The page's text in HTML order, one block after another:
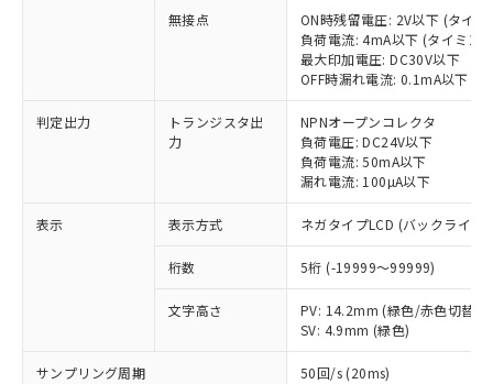
無接点
ON時残留電圧: 2V以下 (タイ
負荷電流: 4mA以下 (タイミン
最大印加電圧: DC30V以下
OFF時漏れ電流: 0.1mA以下 (
判定出力
トランジスタ出
力
NPNオープンコレクタ
負荷電圧: DC24V以下
負荷電流: 50mA以下
漏れ電流: 100µA以下
表示 表示方式 ネガタイプLCD (バックライト
桁数 5桁 (-19999～99999)
文字高さ
PV: 14.2mm (緑色/赤色切替)
SV: 4.9mm (緑色)
サンプリング周期 50回/s (20ms)
以下の条件をお読みいただき、同意のうえ
本サービスは、当社制御機器事業取扱
商品の当社在庫状況および標準価格
(税抜)を提供させていただくもので
当社制御機器事業取扱商品の中には、
本サービスの対象外となる商品もある
ことをご了承ください。
対応済み：EU RoHS指令（10物質）の
非含有に対応した製品が提供可能な商品で
対応予定：EU RoHS指令（10物質）の非含
有に対応した製品に切り替える予定のある
商品です。
対応予定なし：EU RoHS指令（10物質）の
非含有に非対応の商品で、対応品を出す予
調査・確認中：EU RoHS指令（10物質）の
非含有の対応状況を調査中または確認中の
非該当品：ライセンス料など無形物で、有
害物質有無と関係のない商品です。
仕入先様の事情により、非含有部品として
いたものが、含有品と判明した場合などや
「○」：最大均質材料含有率が中国RoHSの
基準値以下であることを示します。
「×」：最大均質材料含有率が中国RoHSの
基準値を超えていることを示します。
「－」：未確認です。当社販売部門へお問
当社は、これら貴社製品のうち、外国